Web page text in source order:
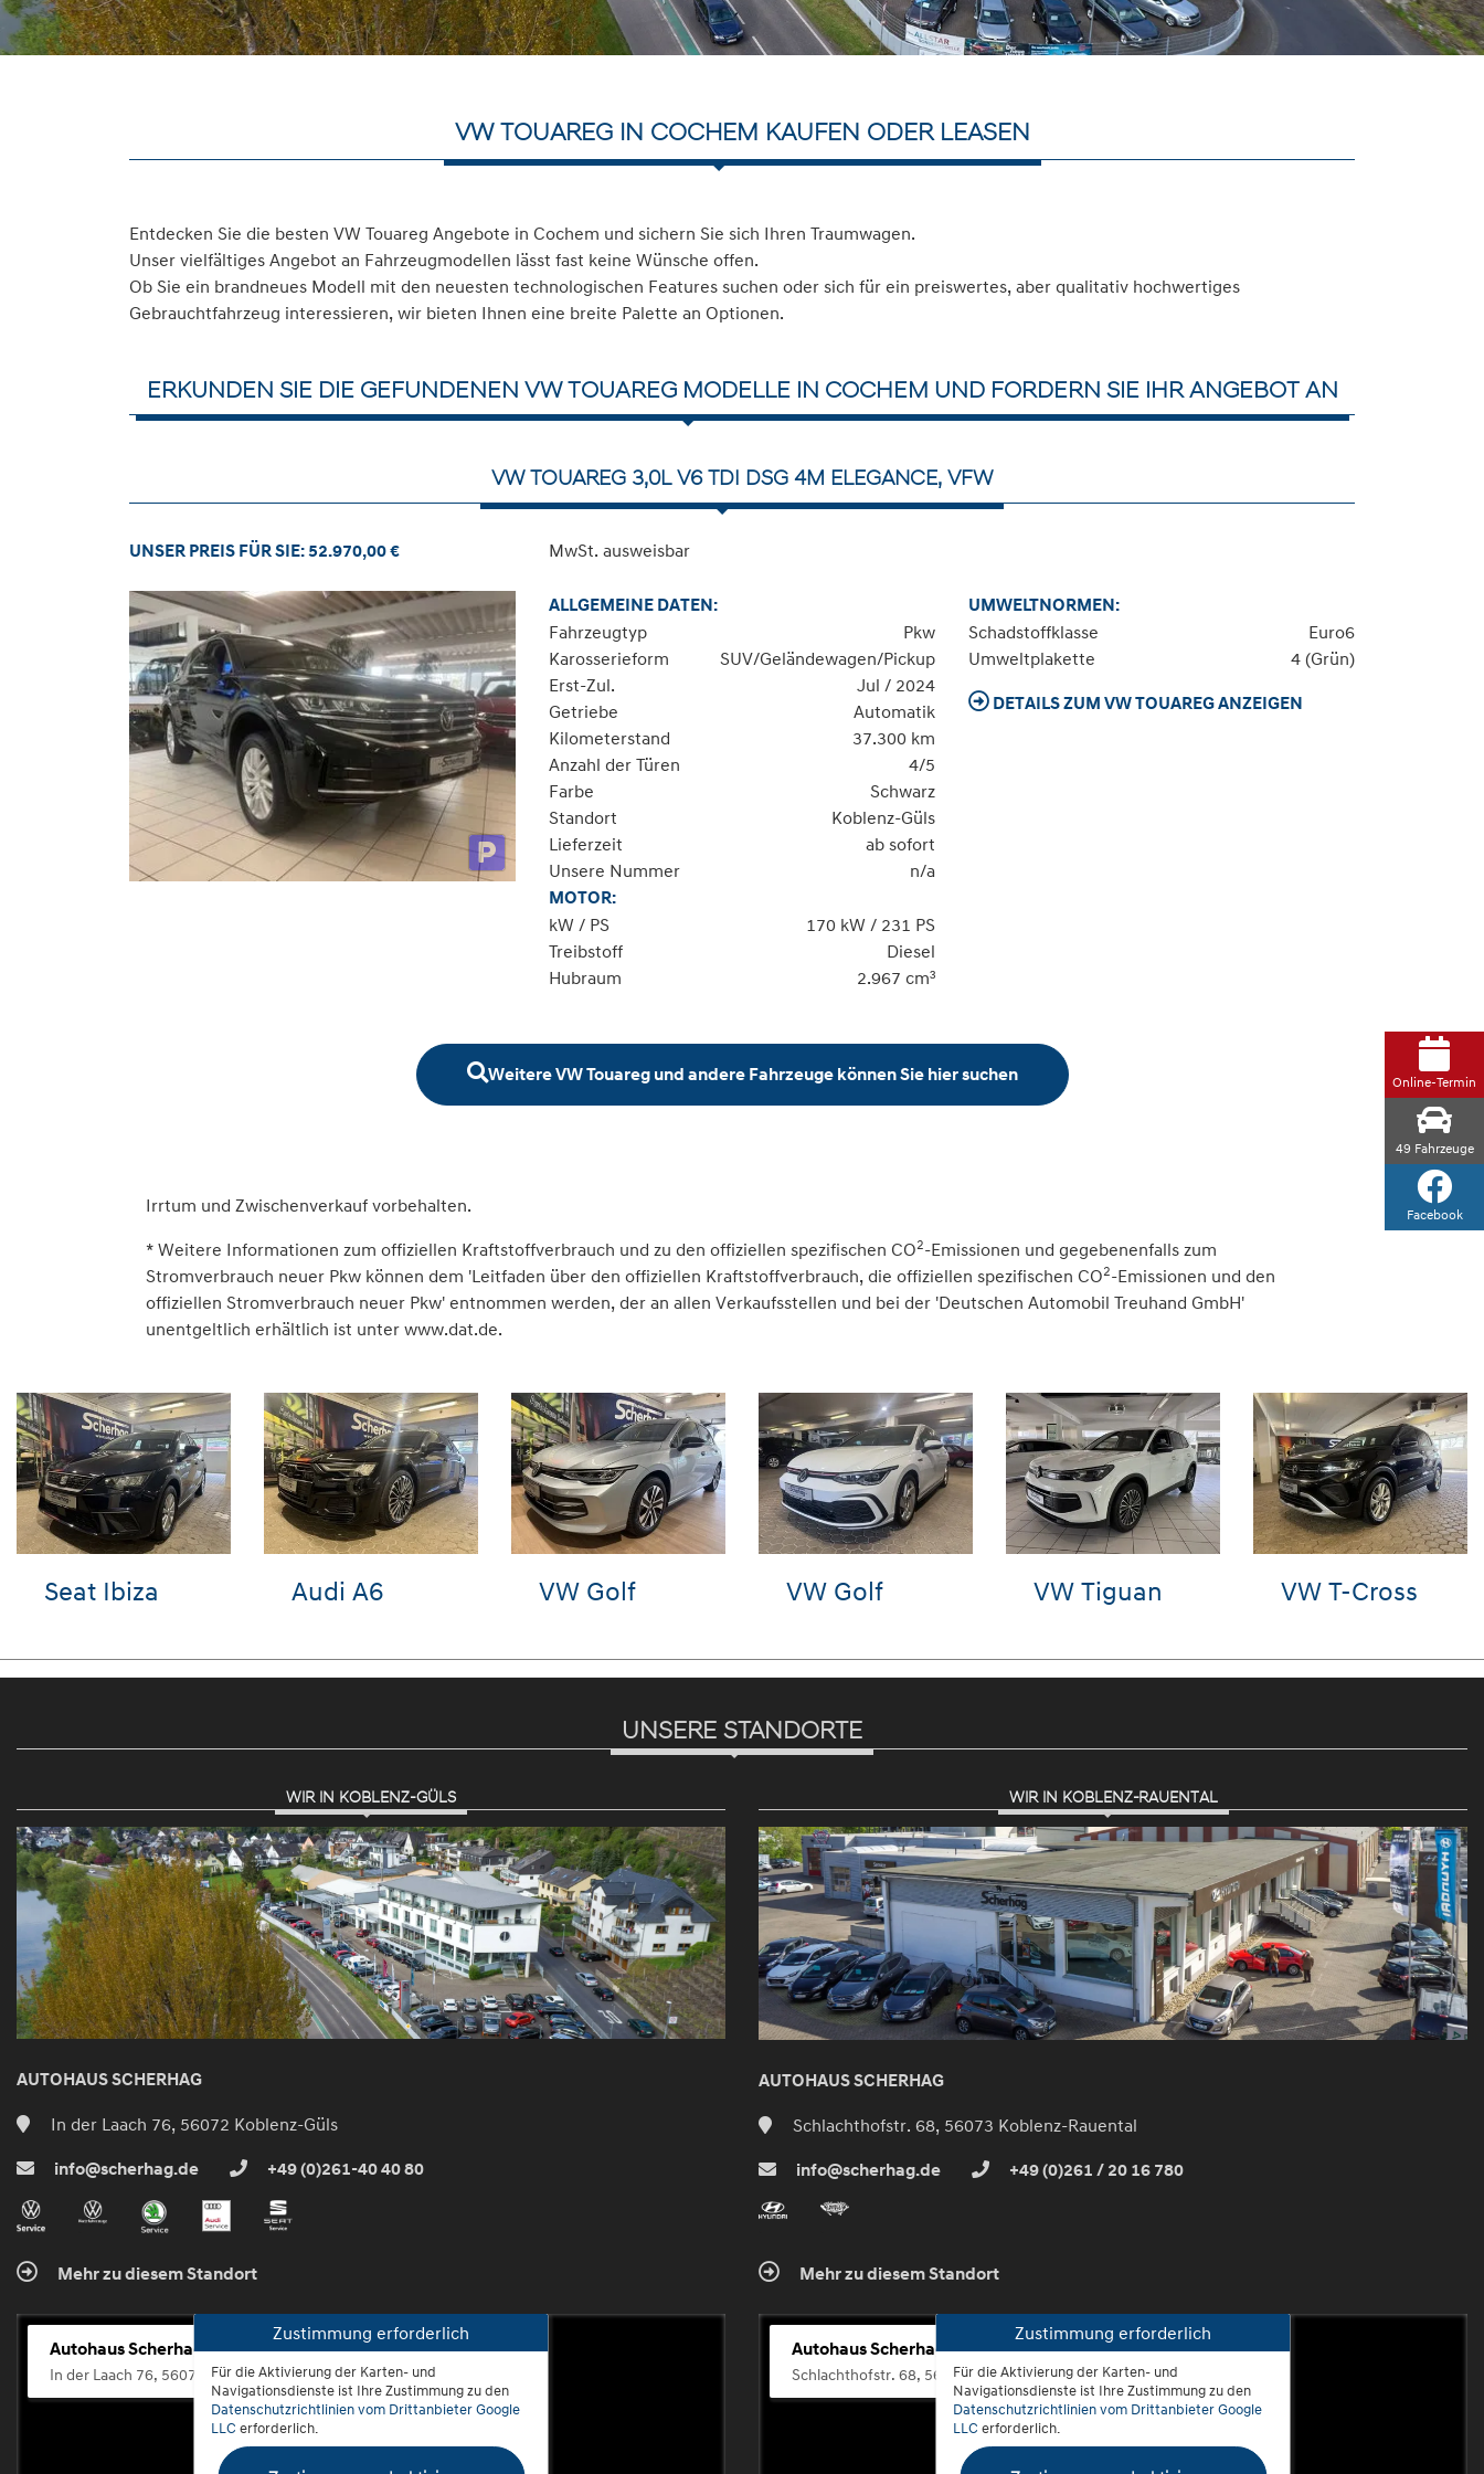
VW TOUAREG IN COCHEM KAUFEN ODER LEASEN
Entdecken Sie die besten VW Touareg Angebote in Cochem und sichern Sie sich Ihren Traumwagen.
Unser vielfältiges Angebot an Fahrzeugmodellen lässt fast keine Wünsche offen.
Ob Sie ein brandneues Modell mit den neuesten technologischen Features suchen oder sich für ein preiswertes, aber qualitativ hochwertiges
Gebrauchtfahrzeug interessieren, wir bieten Ihnen eine breite Palette an Optionen.
ERKUNDEN SIE DIE GEFUNDENEN VW TOUAREG MODELLE IN COCHEM UND FORDERN SIE IHR ANGEBOT AN
VW TOUAREG 3,0L V6 TDI DSG 4M ELEGANCE, VFW
UNSER PREIS FÜR SIE: 52.970,00 € MwSt. ausweisbar
ALLGEMEINE DATEN:
Fahrzeugtyp
Pkw
Karosserieform
SUV/Geländewagen/Pickup
Erst-Zul.
Jul / 2024
Getriebe
Automatik
Kilometerstand
37.300 km
Anzahl der Türen
4/5
Farbe
Schwarz
Standort
Koblenz-Güls
Lieferzeit
ab sofort
Unsere Nummer
n/a
MOTOR:
kW / PS
170 kW / 231 PS
Treibstoff
Diesel
Hubraum
2.967 cm³
UMWELTNORMEN:
Schadstoffklasse
Euro6
Umweltplakette
4 (Grün)
DETAILS ZUM VW TOUAREG ANZEIGEN
Weitere VW Touareg und andere Fahrzeuge können Sie hier suchen
Irrtum und Zwischenverkauf vorbehalten.
* Weitere Informationen zum offiziellen Kraftstoffverbrauch und zu den offiziellen spezifischen CO2-Emissionen und gegebenenfalls zum
Stromverbrauch neuer Pkw können dem 'Leitfaden über den offiziellen Kraftstoffverbrauch, die offiziellen spezifischen CO2-Emissionen und den
offiziellen Stromverbrauch neuer Pkw' entnommen werden, der an allen Verkaufsstellen und bei der 'Deutschen Automobil Treuhand GmbH'
unentgeltlich erhältlich ist unter www.dat.de.
Cross Seat Leon Hyundai i10
UNSERE STANDORTE
WIR IN KOBLENZ-GÜLS
AUTOHAUS SCHERHAG
In der Laach 76, 56072 Koblenz-Güls
info@scherhag.de +49 (0)261-40 40 80
Mehr zu diesem Standort
Autohaus Scherhag
In der Laach 76, 56072 Koblenz-Güls
Zustimmung erforderlich
Für die Aktivierung der Karten- und
Navigationsdienste ist Ihre Zustimmung zu den
Datenschutzrichtlinien vom Drittanbieter Google
LLC erforderlich.
WIR IN KOBLENZ-RAUENTAL
AUTOHAUS SCHERHAG
Schlachthofstr. 68, 56073 Koblenz-Rauental
info@scherhag.de +49 (0)261 / 20 16 780
Mehr zu diesem Standort
Autohaus Scherhag
Schlachthofstr. 68, 56073 Koblenz-Rauental
Zustimmung erforderlich
Für die Aktivierung der Karten- und
Navigationsdienste ist Ihre Zustimmung zu den
Datenschutzrichtlinien vom Drittanbieter Google
LLC erforderlich.
Online-Termin
49 Fahrzeuge
Facebook